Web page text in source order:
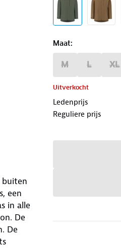
Maat:
M L XL
Uitverkocht
Ledenprijs
Reguliere prijs
buiten
een
in alle
De
De